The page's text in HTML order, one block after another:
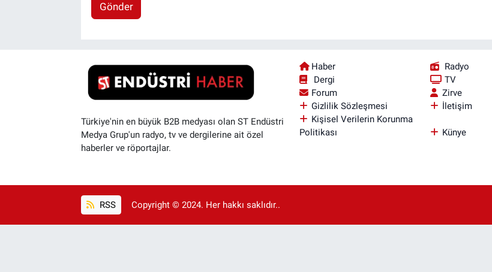
Gönder
Türkiye'nin en büyük B2B medyası olan ST Endüstri
Medya Grup'un radyo, tv ve dergilerine ait özel
haberler ve röportajlar.
Haber
Radyo
Dergi
TV
Forum
Zirve
Gizlilik Sözleşmesi
İletişim
Kişisel Verilerin Korunma
Politikası
Künye
RSS Copyright © 2024. Her hakkı saklıdır..